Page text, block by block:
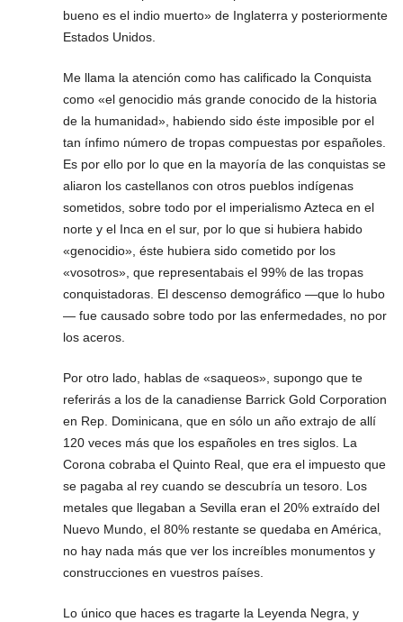
bueno es el indio muerto» de Inglaterra y posteriormente
Estados Unidos.
Me llama la atención como has calificado la Conquista
como «el genocidio más grande conocido de la historia
de la humanidad», habiendo sido éste imposible por el
tan ínfimo número de tropas compuestas por españoles.
Es por ello por lo que en la mayoría de las conquistas se
aliaron los castellanos con otros pueblos indígenas
sometidos, sobre todo por el imperialismo Azteca en el
norte y el Inca en el sur, por lo que si hubiera habido
«genocidio», éste hubiera sido cometido por los
«vosotros», que representabais el 99% de las tropas
conquistadoras. El descenso demográfico —que lo hubo
— fue causado sobre todo por las enfermedades, no por
los aceros.
Por otro lado, hablas de «saqueos», supongo que te
referirás a los de la canadiense Barrick Gold Corporation
en Rep. Dominicana, que en sólo un año extrajo de allí
120 veces más que los españoles en tres siglos. La
Corona cobraba el Quinto Real, que era el impuesto que
se pagaba al rey cuando se descubría un tesoro. Los
metales que llegaban a Sevilla eran el 20% extraído del
Nuevo Mundo, el 80% restante se quedaba en América,
no hay nada más que ver los increíbles monumentos y
construcciones en vuestros países.
Lo único que haces es tragarte la Leyenda Negra, y